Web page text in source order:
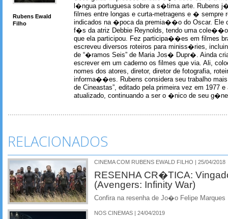
Rubens Ewald
Filho
l�ngua portuguesa sobre a s�tima arte. Rubens
filmes entre longas e curta-metragens e � sempre
indicados na �poca da premia��o do Oscar. Ele
f�s da atriz Debbie Reynolds, tendo uma
que ela participou. Fez participa��es em filmes
escreveu diversos roteiros para miniss�ries,
de “�ramos Seis” de Maria Jos� Dupr�. Ainda
escrever em um caderno os filmes que via. Ali,
nomes dos atores, diretor, diretor de fotografia,
informa��es. Rubens considera seu trabalho
de Cineastas”, editado pela primeira vez em 1977 e
atualizado, continuando a ser o �nico de seu
RELACIONADOS
CINEMA COM RUBENS EWALD FILHO | 25/04/2018
RESENHA CR�TICA:
(Avengers: Infinity War)
Confira na resenha de Jo�o Felipe Marques
NOS CINEMAS | 24/04/2019